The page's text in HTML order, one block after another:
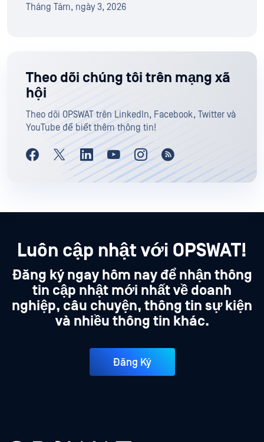
Tháng Tám, ngày 3, 2026
Theo dõi chúng tôi trên mạng xã
hội
Theo dõi OPSWAT trên LinkedIn, Facebook, Twitter và
YouTube để biết thêm thông tin!
Luôn cập nhật với OPSWAT!
Đăng ký ngay hôm nay để nhận thông
tin cập nhật mới nhất về doanh
nghiệp, câu chuyện, thông tin sự kiện
và nhiều thông tin khác.
Đăng Ký